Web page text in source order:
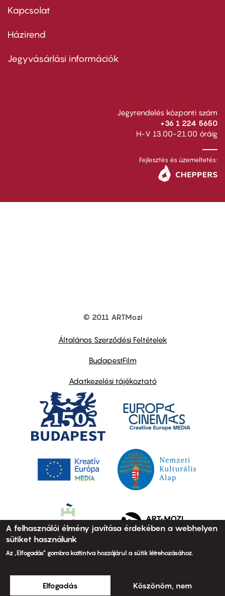
firstKapcsolat
Footer
second
Házirend
Jegyvásárlási információk
Jegyrendelés központi szám
+36 1 224 5650
H-V 13.00-21.00 óráig
Fejlesztés és üzemeltetés:
© 2011 ARTMozi
Általános Szerződési Feltételek
BudapestFilm
Adatkezelési tájékoztató
A felhasználói élmény javítása érdekében a webhelyen
sütiket használunk
Az „Elfogadás” gombra kattintva hozzájárul a sütik létrehozásához.
Elfogadás Köszönöm, nem